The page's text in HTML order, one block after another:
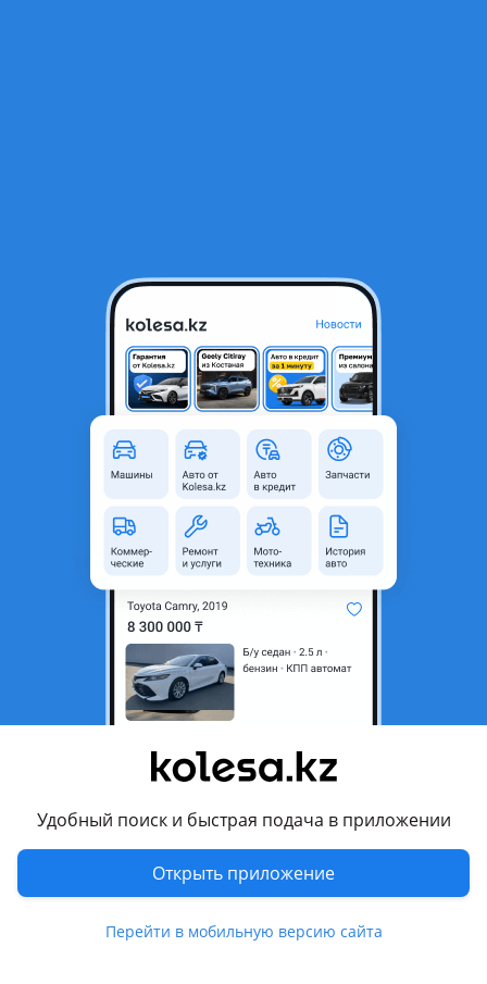
Удобный поиск и быстрая подача в приложении
Открыть приложение
Перейти в мобильную версию сайта
ВАЗ (Lada) Priora 2170 2015 года
Объявление находится в архиве и может быть
Экибастуз, Павлодарская
2013 - 2018 1 поколение
Седан
Объем двигателя, л
Механика
Передний привод
Руль
Слева
Растаможен в Казахстане
Да